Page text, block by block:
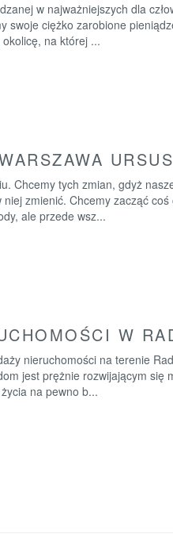
w najważniejszych dla
swoje ciężko zarobione
na której ...
Chcemy tych zmian, gdyż
zmienić. Chcemy zacząć
ale przede wsz...
W
nieruchomości na terenie
jest prężnie rozwijającym
na pewno b...